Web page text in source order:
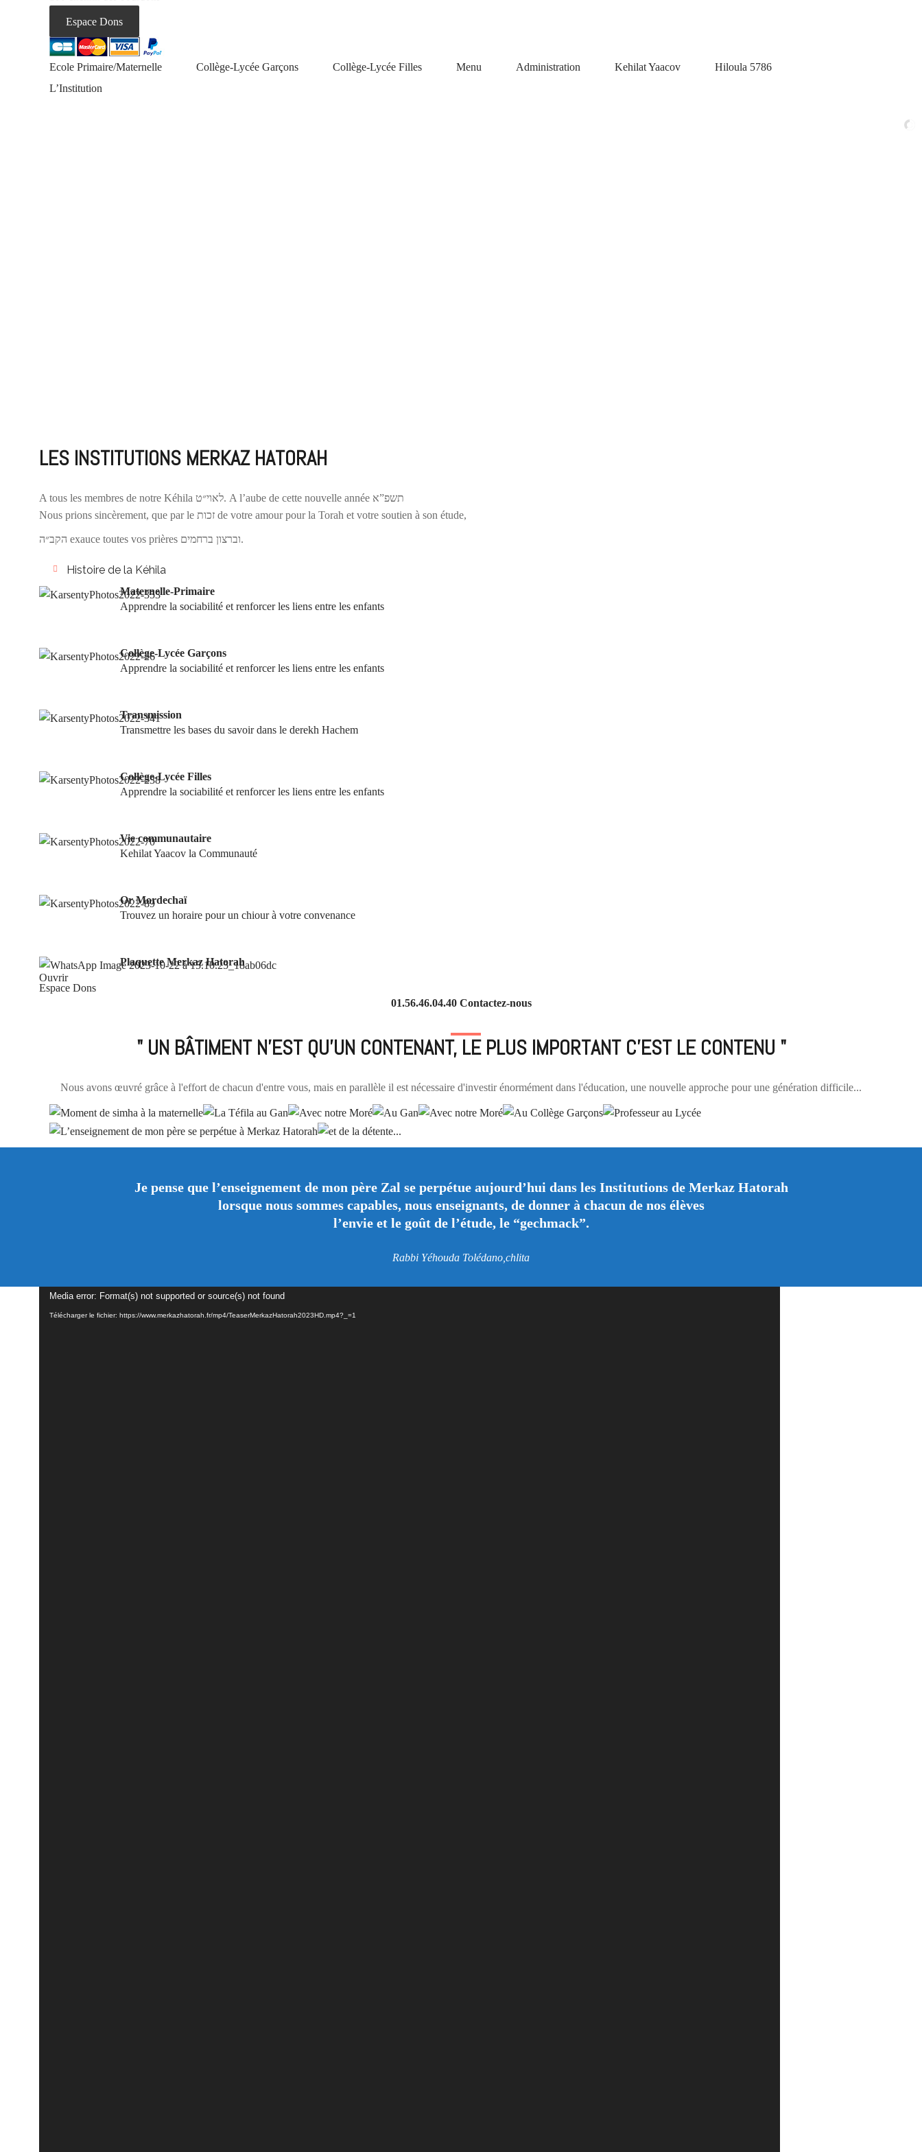
93220 Gagny
Espace Dons
Ecole Primaire/Maternelle Collège-Lycée Garçons Collège-Lycée Filles Menu Administration Kehilat Yaacov
Hiloula 5786
L’Institution
LES INSTITUTIONS MERKAZ HATORAH
A tous les membres de notre Kéhila לאוי״ט. A l’aube de cette nouvelle année תשפ”א
Nous prions sincèrement, que par le זכות de votre amour pour la Torah et votre soutien à son étude,
הקב״ה exauce toutes vos prières וברצון ברחמים.
Histoire de la Kéhila
Maternelle-Primaire
Apprendre la sociabilité et renforcer les liens entre les enfants
Collège-Lycée Garçons
Apprendre la sociabilité et renforcer les liens entre les enfants
Transmission
Transmettre les bases du savoir dans le derekh Hachem
Collège-Lycée Filles
Apprendre la sociabilité et renforcer les liens entre les enfants
Vie communautaire
Kehilat Yaacov la Communauté
Or Mordechaï
Trouvez un horaire pour un chiour à votre convenance
Plaquette Merkaz Hatorah
Ouvrir
Espace Dons
01.56.46.04.40 Contactez-nous
" UN BÂTIMENT N'EST QU'UN CONTENANT, LE PLUS IMPORTANT C'EST LE CONTENU "
Nous avons œuvré grâce à l'effort de chacun d'entre vous, mais en parallèle il est nécessaire d'investir énormément dans l'éducation, une nouvelle approche pour une génération difficile...
Je pense que l’enseignement de mon père Zal se perpétue aujourd’hui dans les Institutions de Merkaz Hatorah
lorsque nous sommes capables, nous enseignants, de donner à chacun de nos élèves
l’envie et le goût de l’étude, le “gechmack”.
Rabbi Yéhouda Tolédano,chlita
Lecteur
vidéo
Media error: Format(s) not supported or source(s) not found
Télécharger le fichier: https://www.merkazhatorah.fr/mp4/TeaserMerkazHatorah2023HD.mp4?_=1